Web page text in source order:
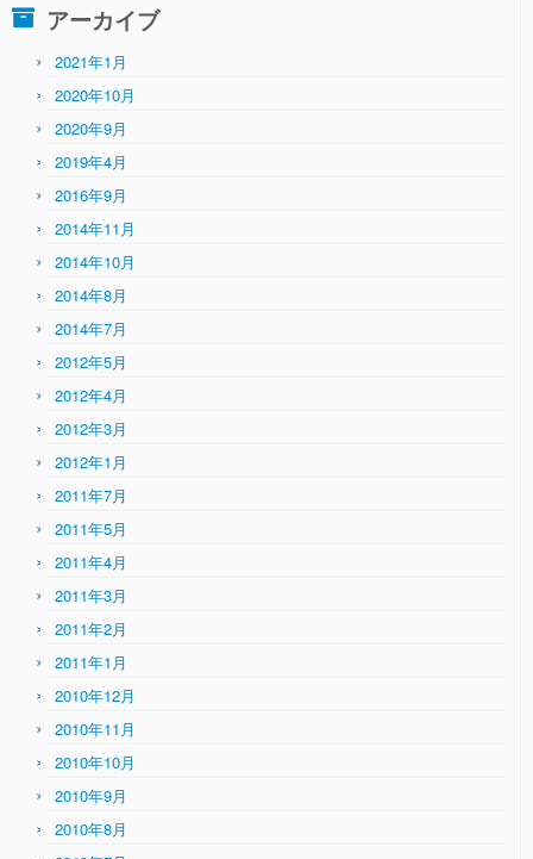
リ
アーカイブ
2021年1月
2020年10月
2020年9月
2019年4月
2016年9月
2014年11月
2014年10月
2014年8月
2014年7月
2012年5月
2012年4月
2012年3月
2012年1月
2011年7月
2011年5月
2011年4月
2011年3月
2011年2月
2011年1月
2010年12月
2010年11月
2010年10月
2010年9月
2010年8月